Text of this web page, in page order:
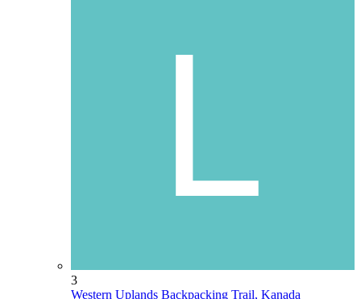
3
Western Uplands Backpacking Trail, Kanada